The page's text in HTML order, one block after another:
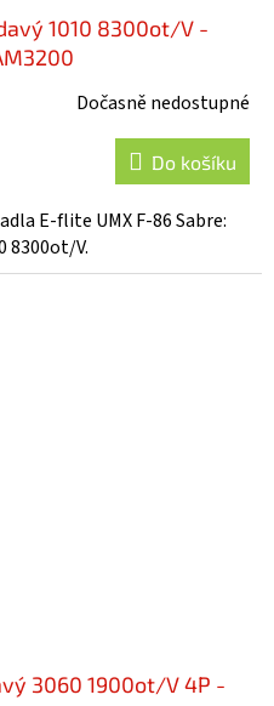
1010 8300ot/V -
Dočasně nedostupné
Do košíku
E-flite UMX F-86 Sabre:
8300ot/V.
3060 1900ot/V 4P -